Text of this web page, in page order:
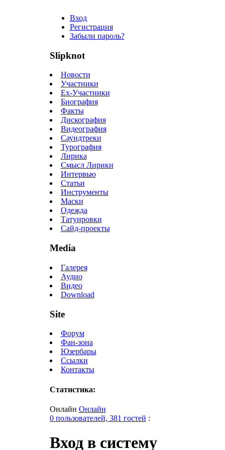
Вход
Регистрация
Забыли пароль?
Slipknot
Новости
Участники
Ex-Участники
Биография
Факты
Дискография
Видеография
Саундтреки
Турография
Лирика
Смысл Лирики
Интервью
Статьи
Инструменты
Маски
Одежда
Татуировки
Сайд-проекты
Media
Галерея
Аудио
Видео
Download
Site
Форум
Фан-зона
Юзербары
Ссылки
Контакты
Статистика:
Онлайн Онлайн
0 пользователей, 381 гостей :
Вход в систему